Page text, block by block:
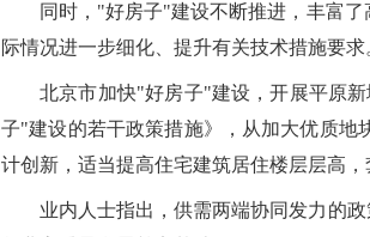
同时，"好房子"建设不断推进，丰富
际情况进一步细化、提升有关技术措施要求
北京市加快"好房子"建设，开展平原
子"建设的若干政策措施》，从加大优质地
计创新，适当提高住宅建筑居住楼层层高
业内人士指出，供需两端协同发力的